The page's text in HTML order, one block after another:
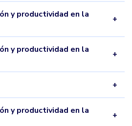
y productividad en la
y productividad en la
y productividad en la